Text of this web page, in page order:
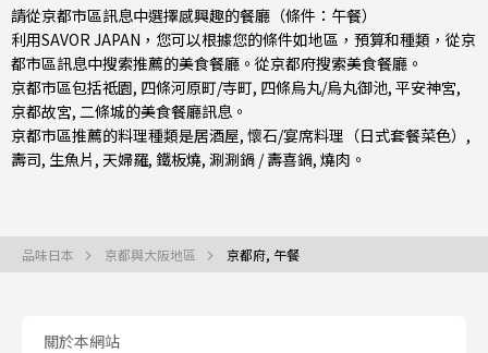
請從京都市區訊息中選擇感興趣的餐廳（條件：午餐）
利用SAVOR JAPAN，您可以根據您的條件如地區，預算和種類，從京
都市區訊息中搜索推薦的美食餐廳。從京都府搜索美食餐廳。
京都市區包括祗園, 四條河原町/寺町, 四條烏丸/烏丸御池, 平安神宮,
京都故宮, 二條城的美食餐廳訊息。
京都市區推薦的料理種類是居酒屋, 懷石/宴席料理（日式套餐菜色） ,
壽司, 生魚片 , 天婦羅, 鐵板燒, 涮涮鍋 / 壽喜鍋, 燒肉 。
品味日本 京都與大阪地區 京都府, 午餐
關於本網站